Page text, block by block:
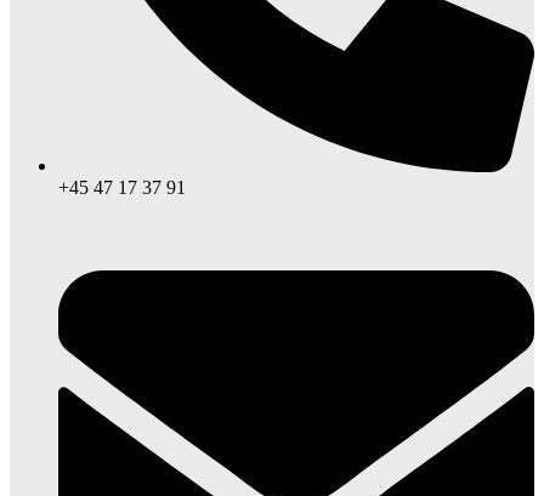
+45 47 17 37 91